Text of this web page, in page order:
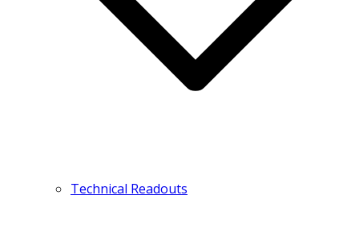
Technical Readouts